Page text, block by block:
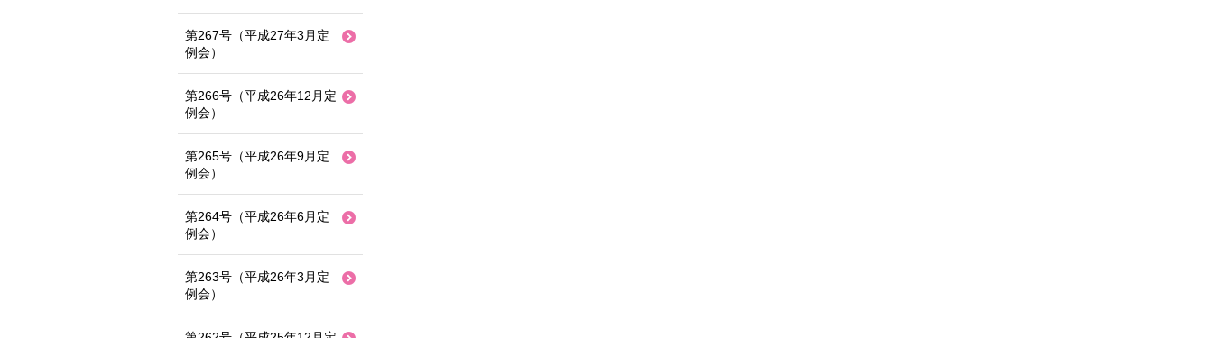
第267号（平成27年3月定
例会）
第266号（平成26年12月定
例会）
第265号（平成26年9月定
例会）
第264号（平成26年6月定
例会）
第263号（平成26年3月定
例会）